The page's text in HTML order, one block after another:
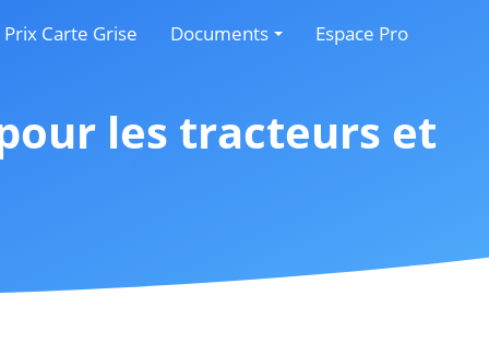
Prix Carte Grise Documents
Documents CERFA
Espace Pro
les tracteurs et